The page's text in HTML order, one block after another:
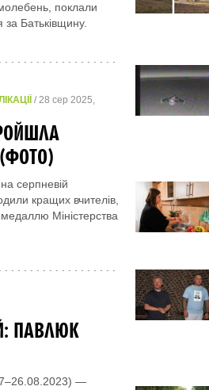
поклали
за Батьківщину.
/ 28 сер 2025,
серпневій
кращих вчителів,
Міністерства
ПАВЛЮК
—